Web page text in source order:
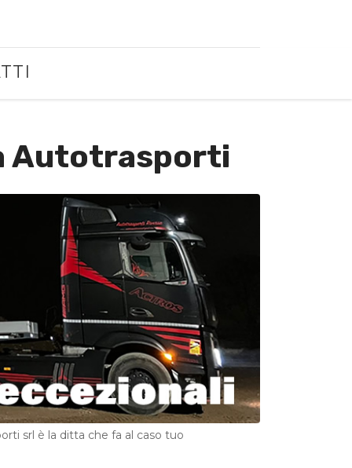
Autotrasporti
srl è la ditta che fa al caso tuo